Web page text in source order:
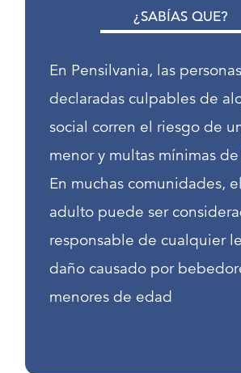
¿SABÍAS QUE?
En Pensilvania, las personas
declaradas culpables de
social corren el riesgo de
menor y multas mínimas
En muchas comunidades,
adulto puede ser
responsable de cualquier
daño causado por
menores de edad